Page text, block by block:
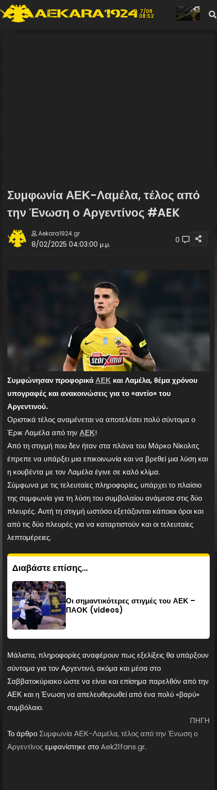
7/08
08:52
Συμφωνία ΑΕΚ-Λαμέλα, τέλος από
την Ένωση ο Αργεντίνος #AEK
Aekara1924.gr
8/02/2025 04:03:00 μ.μ. 0
Συμφώνησαν προφορικάΑΕΚ και Λαμέλα, θέμα χρόνου
υπογραφές και ανακοινώσεις για το «αντίο» του
Αργεντινού.
Οριστικά τέλος αναμένεται να αποτελέσει πολύ σύντομα ο
Έρικ Λαμέλα από την ΑΕΚ!
Από τη στιγμή που δεν ήταν στα πλάνα του Μάρκο Νίκολιτς
έπρεπε να υπάρξει μια επικοινωνία και να βρεθεί μια λύση και
η κουβέντα με τον Λαμέλα έγινε σε καλό κλίμα.
Σύμφωνα με τις τελευταίες πληροφορίες, υπάρχει το πλαίσιο
της συμφωνία για τη λύση του συμβολαίου ανάμεσα στις δύο
πλευρές. Αυτή τη στιγμή ωστόσο εξετάζονται κάποιοι όροι και
από τις δύο πλευρές για να καταρτιστούν και οι τελευταίες
λεπτομέρειες.
Διαβάστε επίσης...
Οι σημαντικότερες στιγμές του ΑΕΚ –
ΠΑΟΚ (videos)
Μάλιστα, πληροφορίες αναφέρουν πως εξελίξεις θα υπάρξουν
σύντομα για τον Αργεντινό, ακόμα και μέσα στο
Σαββατοκύριακο ώστε να είναι και επίσημα παρελθόν από την
ΑΕΚ και η Ένωση να απελευθερωθεί από ένα πολύ «βαρύ»
συμβόλαιο.
ΠΗΓΗ
Το άρθροΣυμφωνία ΑΕΚ-Λαμέλα, τέλος από την Ένωση ο
Αργεντίνοςεμφανίστηκε στοAek21fans.gr.